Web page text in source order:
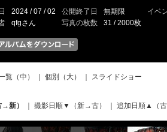
2024 / 07 / 02 公開終了日 無期限 イベ
qfgさん 写真の枚数 31 / 2000枚
覧（中） 個別（大）
スライドショー
新）
撮影日順▼（新→古） 追加日順▲（古